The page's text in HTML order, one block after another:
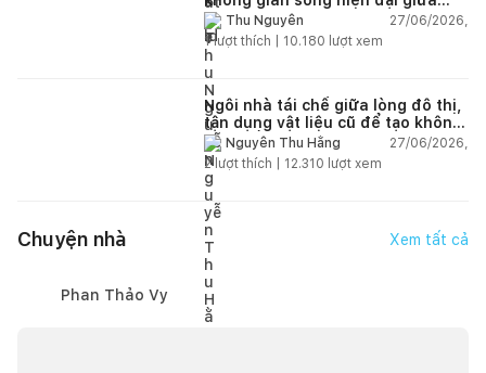
thiên nhiên
Thu Nguyễn
27/06/2026,
1lượt thích | 10.180 lượt xem
Ngôi nhà tái chế giữa lòng đô thị,
tận dụng vật liệu cũ để tạo không
gian sống linh hoạt
Nguyễn Thu Hằng
27/06/2026,
2lượt thích | 12.310 lượt xem
Chuyện nhà Xem tất cả
Phan Thảo Vy